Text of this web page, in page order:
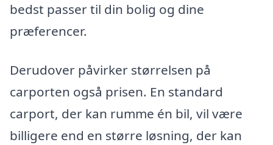
bedst passer til din bolig og dine
præferencer.
Derudover påvirker størrelsen på
carporten også prisen. En standard
carport, der kan rumme én bil, vil være
billigere end en større løsning, der kan